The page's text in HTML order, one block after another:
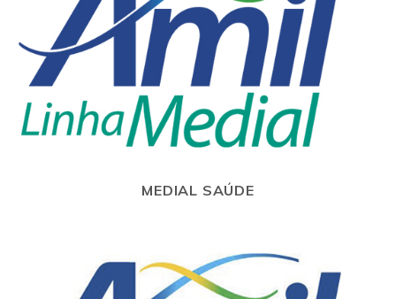
MEDIAL SAÚDE